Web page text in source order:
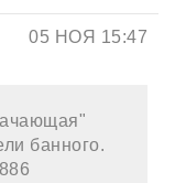
05 НОЯ 15:47
банного.